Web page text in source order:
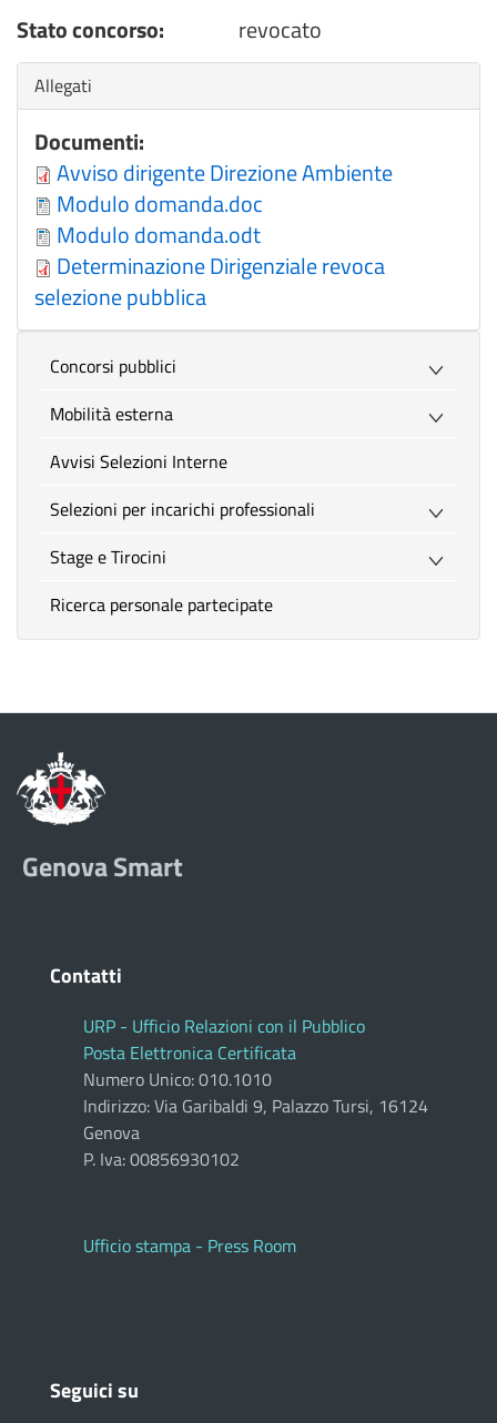
Stato concorso:
revocato
Nascondi
Allegati
Documenti:
Avviso dirigente Direzione Ambiente
Modulo domanda.doc
Modulo domanda.odt
Determinazione Dirigenziale revoca
selezione pubblica
Concorsi pubblici
Mobilità esterna
Avvisi Selezioni Interne
Selezioni per incarichi professionali
Stage e Tirocini
Ricerca personale partecipate
Genova Smart
Contatti
URP - Ufficio Relazioni con il Pubblico
Posta Elettronica Certificata
Numero Unico: 010.1010
Indirizzo: Via Garibaldi 9, Palazzo Tursi, 16124
Genova
P. Iva: 00856930102
Ufficio stampa - Press Room
Seguici su